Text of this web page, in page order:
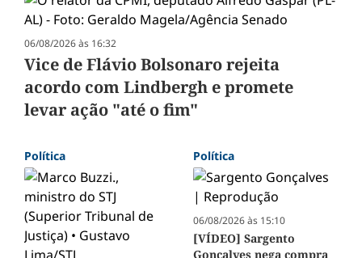
06/08/2026 às 16:32
Vice de Flávio Bolsonaro rejeita
acordo com Lindbergh e promete
levar ação "até o fim"
Política Política
06/08/2026 às 15:10
[VÍDEO] Sargento
Gonçalves nega compra